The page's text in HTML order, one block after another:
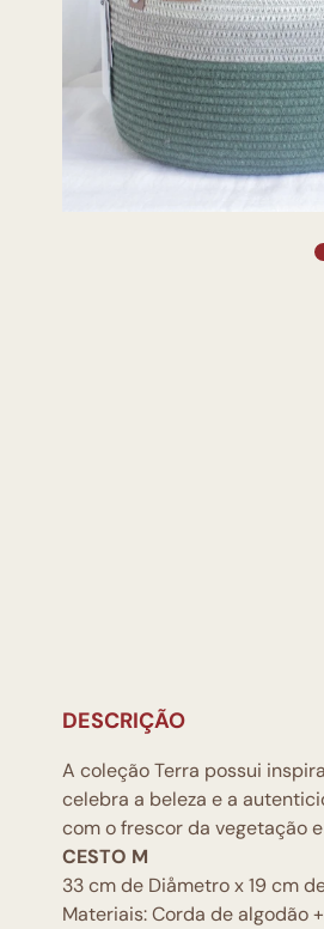
DESCRIÇÃO
A coleção Terra possui
celebra a beleza e a
com o frescor da vegetação
CESTO M
33 cm de Diåmetro x 19 cm
Materiais: Corda de algodão